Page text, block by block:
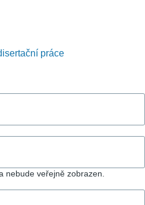
práce
nebude veřejně zobrazen.